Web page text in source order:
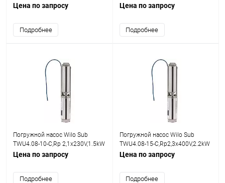
2,3x400V,1.1kW
Цена по запросу
Подробнее
2,1x230V,0.75kW
Цена по запросу
Подробнее
Погружной насос Wilo Sub
TWU4.08-10-C,Rp 2,1x230V,1.5kW
Цена по запросу
Подробнее
Погружной насос Wilo Sub
TWU4.08-15-C,Rp2,3x400V,2.2kW
Цена по запросу
Подробнее